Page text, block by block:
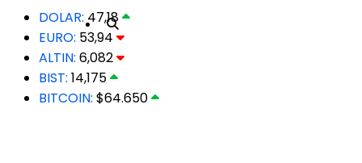
DOLAR: 47,18
EURO: 53,94
ALTIN: 6,082
BIST: 14,175
BITCOIN: $64.650